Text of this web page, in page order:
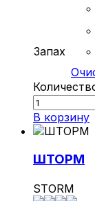
Запах
В корзину
ШТОРМ
STORM